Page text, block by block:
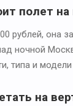
полет на
рублей, она
ночной
типа и
на